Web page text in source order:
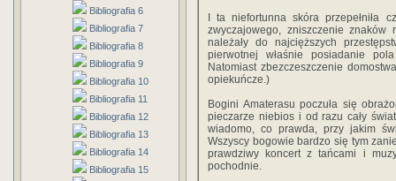
Bibliografia 6
Bibliografia 7
Bibliografia 8
Bibliografia 9
Bibliografia 10
Bibliografia 11
Bibliografia 12
Bibliografia 13
Bibliografia 14
Bibliografia 15
I ta niefortunna skóra przepełniła
zwyczajowego, zniszczenie znaków
należały do najcięższych
pierwotnej właśnie posiadanie
Natomiast zbezczeszczenie
opiekuńcze.)
Bogini Amaterasu poczuła się
pieczarze niebios i od razu cały
wiadomo, co prawda, przy jakim
Wszyscy bogowie bardzo się tym
prawdziwy koncert z tańcami i
pochodnie.